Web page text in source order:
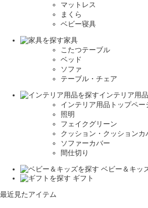
マットレス
まくら
ベビー寝具
家具
こたつテーブル
ベッド
ソファ
テーブル・チェア
インテリア用品
インテリア用品トップペー
照明
フェイクグリーン
クッション・クッションカ
ソファーカバー
間仕切り
ベビー＆キッ
ギフト
最近見たアイテム